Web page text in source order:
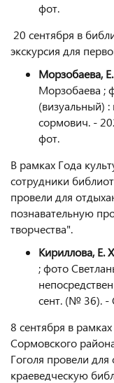
фот.
20 сентября в
экскурсия для
Морзобаева,
Морзобаева ;
(визуальный)
сормович. -
фот.
В рамках Года
сотрудники
провели для
познавательную
творчества".
Кириллова, Е.
; фото
сент. (№ 36). -
8 сентября в
Сормовского
Гоголя провели
краеведческую